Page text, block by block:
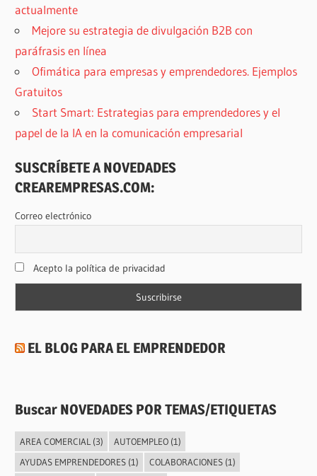
actualmente
Mejore su estrategia de divulgación B2B con
paráfrasis en línea
Ofimática para empresas y emprendedores. Ejemplos
Gratuitos
Start Smart: Estrategias para emprendedores y el
papel de la IA en la comunicación empresarial
SUSCRÍBETE A NOVEDADES
CREAREMPRESAS.COM:
Correo electrónico
Acepto la política de privacidad
EL BLOG PARA EL EMPRENDEDOR
Buscar NOVEDADES POR TEMAS/ETIQUETAS
AREA COMERCIAL (3) AUTOEMPLEO(1)
AYUDAS EMPRENDEDORES(1) COLABORACIONES(1)